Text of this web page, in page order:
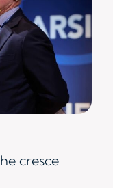
cresce